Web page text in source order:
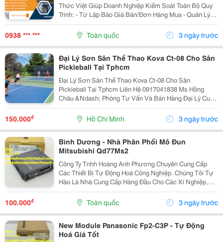
Thức Việt Giúp Doanh Nghiệp Kiểm Soát Toàn Bộ Quy
Trình: - Từ Lập Báo Giá Bán/Đơn Hàng Mua - Quản Lý
Mua Hàng, Bán Hàng, Gia Công Đến Kế Toán Tài Chính.
- Quản Lý Chi Tiết Từng Mặt Hàng Theo...
0938 *** *** Toàn quốc 3 ngày trước
Đại Lý Sơn Sân Thể Thao Kova Ct-08 Cho Sân
Pickleball Tại Tphcm
Đại Lý Sơn Sân Thể Thao Kova Ct-08 Cho Sân
Pickleball Tại Tphcm Liên Hệ 0917041838 Ms Hồng
Châu &Ndash; Phòng Tư Vấn Và Bán Hàng Đại Lý Cung
Cấp Sơn Sân Pickleball Kova Ct-08 Chính Hãng Kova
Ct-08 Được Sử Dụng Trong Nhiều Dự Án Sân
Pickleball...
150.000₫ Hồ Chí Minh 3 ngày trước
Bình Dương - Nhà Phân Phối Mô Đun
Mitsubishi Qd77Ms2
Công Ty Tnhh Hoàng Anh Phương Chuyên Cung Cấp
Các Thiết Bị Tự Động Hoá Công Nghiệp. Chúng Tôi Tự
Hào Là Nhà Cung Cấp Hàng Đầu Cho Các Xí Nghiệp,
Nhà Máy Lớn Tại Việt Nam. Những Sản Phẩm Quý
Khách Cần Ở Đây Chúng Tôi Đều Có Bán. Hàng Nhập...
100.000₫ Toàn quốc 3 ngày trước
New Module Panasonic Fp2-C3P - Tự Động
Hoá Giá Tốt